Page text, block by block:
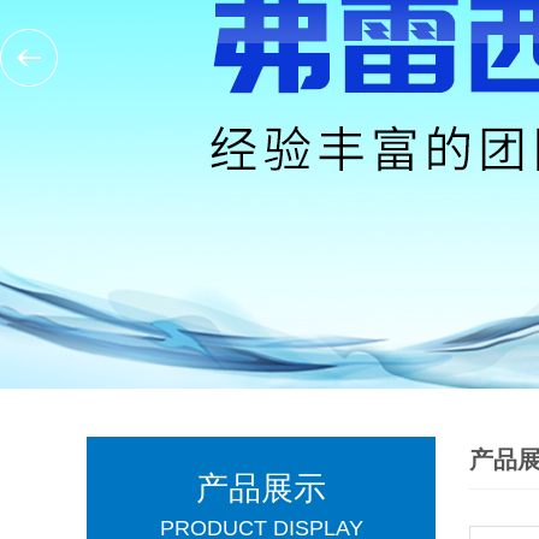
产品展示
PRODUCT DISPLAY
产品